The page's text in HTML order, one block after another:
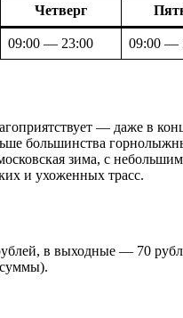
Четверг
09:00 — 23:00 09:00 —
— даже в
большинства
зима, с
и ухоженных трасс.
в выходные — 70